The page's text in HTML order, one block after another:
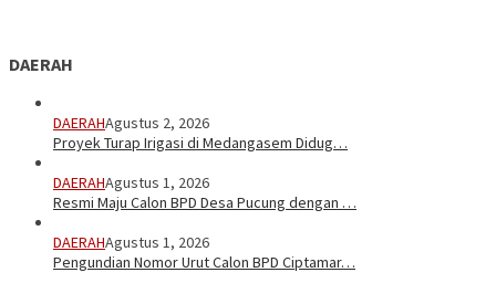
DAERAH
DAERAHAgustus 2, 2026
Proyek Turap Irigasi di Medangasem Didug…
DAERAHAgustus 1, 2026
Resmi Maju Calon BPD Desa Pucung dengan …
DAERAHAgustus 1, 2026
Pengundian Nomor Urut Calon BPD Ciptamar…